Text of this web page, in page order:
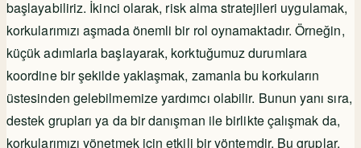
başlayabiliriz. İkinci olarak, risk alma stratejileri uygulamak,
korkularımızı aşmada önemli bir rol oynamaktadır. Örneğin,
küçük adımlarla başlayarak, korktuğumuz durumlara
koordine bir şekilde yaklaşmak, zamanla bu korkuların
üstesinden gelebilmemize yardımcı olabilir. Bunun yanı sıra,
destek grupları ya da bir danışman ile birlikte çalışmak da,
korkularımızı yönetmek için etkili bir yöntemdir. Bu gruplar,